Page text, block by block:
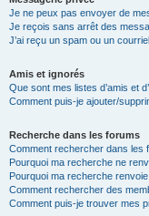
Je ne peux pas envoyer de
Je reçois sans arrêt des
J’ai reçu un spam ou un
Amis et ignorés
Que sont mes listes d’amis et
Comment puis-je ajouter/
Recherche dans les forums
Comment rechercher dans les
Pourquoi ma recherche ne
Pourquoi ma recherche
Comment rechercher des
Comment puis-je trouver mes